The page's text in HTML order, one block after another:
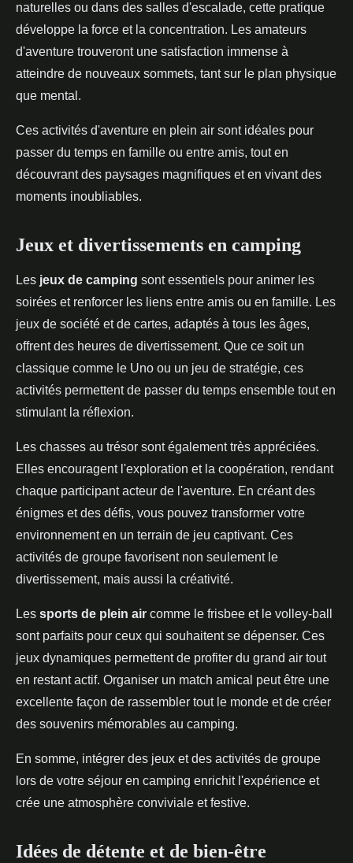
naturelles ou dans des salles d'escalade, cette pratique
développe la force et la concentration. Les amateurs
d'aventure trouveront une satisfaction immense à
atteindre de nouveaux sommets, tant sur le plan physique
que mental.
Ces activités d'aventure en plein air sont idéales pour
passer du temps en famille ou entre amis, tout en
découvrant des paysages magnifiques et en vivant des
moments inoubliables.
Jeux et divertissements en camping
Les jeux de camping sont essentiels pour animer les
soirées et renforcer les liens entre amis ou en famille. Les
jeux de société et de cartes, adaptés à tous les âges,
offrent des heures de divertissement. Que ce soit un
classique comme le Uno ou un jeu de stratégie, ces
activités permettent de passer du temps ensemble tout en
stimulant la réflexion.
Les chasses au trésor sont également très appréciées.
Elles encouragent l'exploration et la coopération, rendant
chaque participant acteur de l'aventure. En créant des
énigmes et des défis, vous pouvez transformer votre
environnement en un terrain de jeu captivant. Ces
activités de groupe favorisent non seulement le
divertissement, mais aussi la créativité.
Les sports de plein air comme le frisbee et le volley-ball
sont parfaits pour ceux qui souhaitent se dépenser. Ces
jeux dynamiques permettent de profiter du grand air tout
en restant actif. Organiser un match amical peut être une
excellente façon de rassembler tout le monde et de créer
des souvenirs mémorables au camping.
En somme, intégrer des jeux et des activités de groupe
lors de votre séjour en camping enrichit l'expérience et
crée une atmosphère conviviale et festive.
Idées de détente et de bien-être